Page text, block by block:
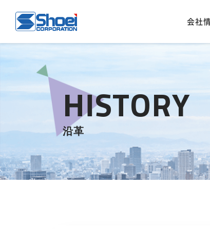
会社
HISTORY
沿革